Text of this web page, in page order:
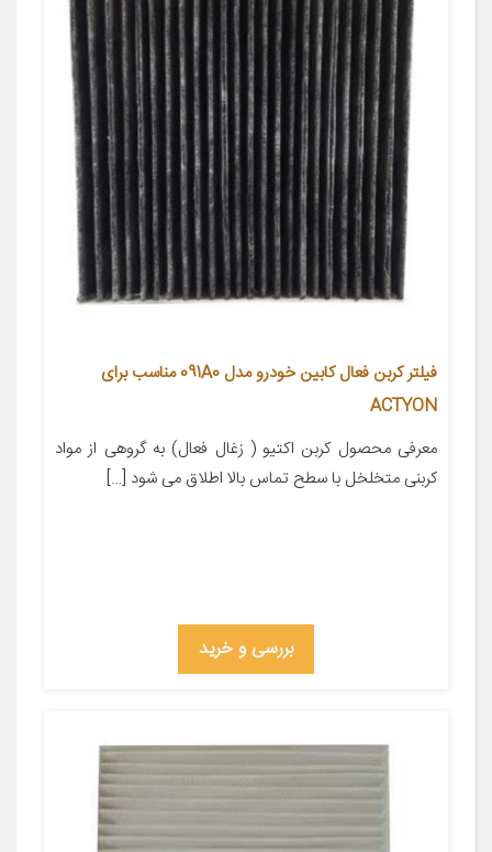
فیلتر کربن فعال کابین خودرو مدل 091A0 مناسب برای
ACTYON
معرفی محصول کربن اکتیو ( زغال فعال) به گروهی از مواد
کربنی متخلخل با سطح تماس بالا اطلاق می شود […]
بررسی و خرید